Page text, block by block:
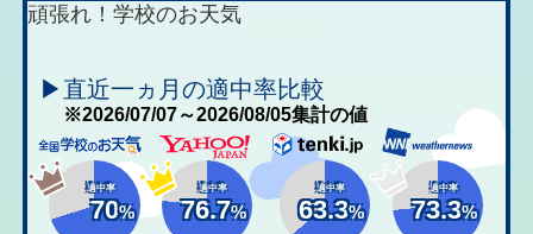
頑張れ！学校のお天気
▶直近一ヵ月の適中率比較
※2026/07/07～2026/08/05集計の値
適中率
70%
適中率
76.7%
適中率
63.3%
適中率
73.3%